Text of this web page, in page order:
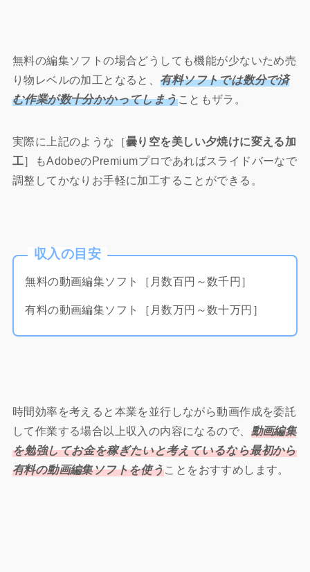
無料の編集ソフトの場合どうしても機能が少ないため売
り物レベルの加工となると、 有料ソフトでは数分で済
む作業が数十分かかってしまうこともザラ。
実際に上記のような［曇り空を美しい夕焼けに変える加
工］もAdobeのPremiumプロであればスライドバーなで
調整してかなりお手軽に加工することができる。
収入の目安
無料の動画編集ソフト［月数百円～数千円］
有料の動画編集ソフト［月数万円～数十万円］
時間効率を考えると本業を並行しながら動画作成を委託
して作業する場合以上収入の内容になるので、 動画編集
を勉強してお金を稼ぎたいと考えているなら最初から
有料の動画編集ソフトを使うことをおすすめします。